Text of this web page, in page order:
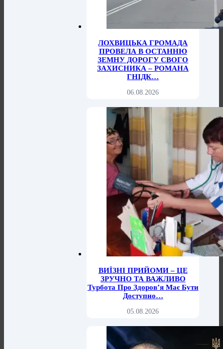
ЛОХВИЦЬКА ГРОМАДА
ПРОВЕЛА В ОСТАННЮ
ЗЕМНУ ДОРОГУ СВОГО
ЗАХИСНИКА – РОМАНА
ГНІДК…
06.08.2026
ВИЇЗНІ ПРИЙОМИ – ЦЕ
ЗРУЧНО ТА ВАЖЛИВО
Турбота Про Здоров’я Має Бути
Доступно…
05.08.2026